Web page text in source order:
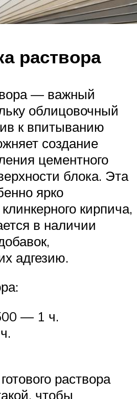
раствора
— важный
облицовочный
к впитыванию
создание
цементного
блока. Эта
ярко
кирпича,
в наличии
адгезию.
— 1 ч.
раствора
чтобы